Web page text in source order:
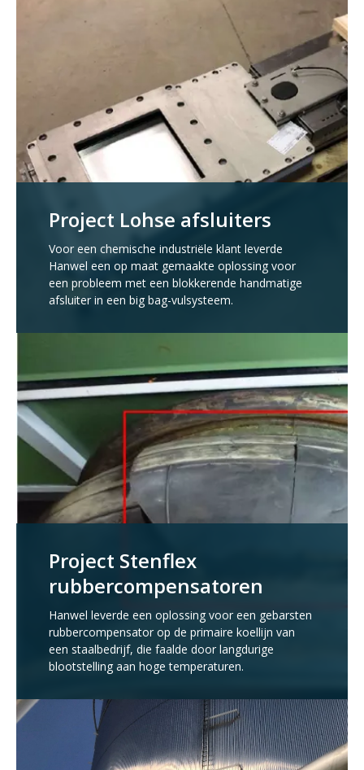
Project Lohse afsluiters
Voor een chemische industriële klant leverde
Hanwel een op maat gemaakte oplossing voor
een probleem met een blokkerende handmatige
afsluiter in een big bag-vulsysteem.
Project Stenflex
rubbercompensatoren
Hanwel leverde een oplossing voor een gebarsten
rubbercompensator op de primaire koellijn van
een staalbedrijf, die faalde door langdurige
blootstelling aan hoge temperaturen.